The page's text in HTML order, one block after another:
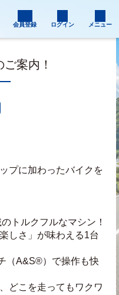
会員登録 ログイン メニュー
案内！
プに加わったバイクを
トルクフルなマシン！
しさ」が味わえる1台
（A&S®）で操作も快
どこを走ってもワクワ